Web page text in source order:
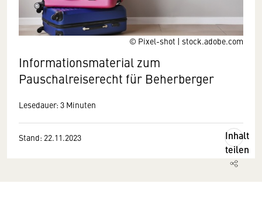
© Pixel-shot | stock.adobe.com
Informationsmaterial zum
Pauschalreiserecht für Beherberger
Lesedauer: 3 Minuten
Stand: 22.11.2023
Inhalt
teilen